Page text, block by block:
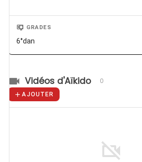
GRADES
6°dan
Vidéos d'Aïkido 0
AJOUTER